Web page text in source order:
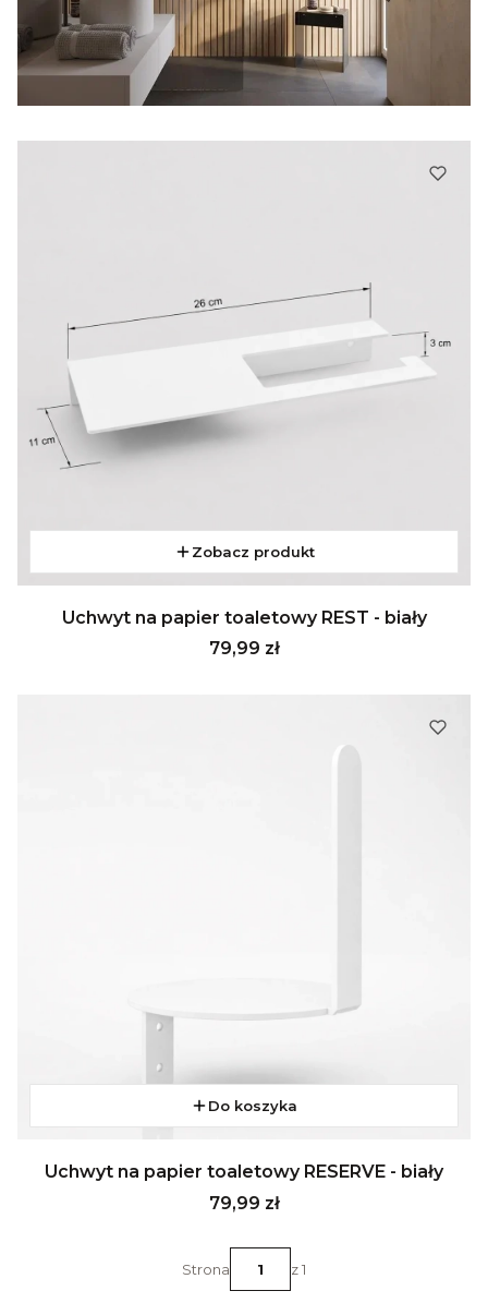
Zobacz produkt
Uchwyt na papier toaletowy REST - biały
Cena
79,99 zł
Do koszyka
Uchwyt na papier toaletowy RESERVE - biały
Cena
79,99 zł
Strona z 1